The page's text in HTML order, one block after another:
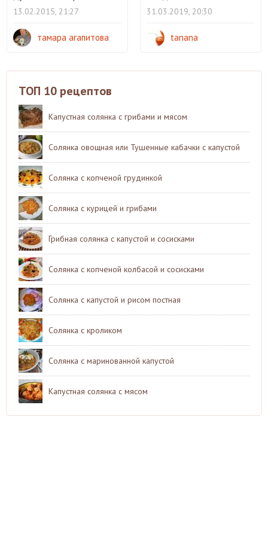
13.02.2015, 21:27
тамара агапитова
31.03.2019, 20:30
tanana
ТОП 10 рецептов
Капустная солянка с грибами и мясом
Солянка овощная или Тушенные кабачки с капустой
Солянка с копченой грудинкой
Солянка с курицей и грибами
Грибная солянка с капустой и сосисками
Солянка с копченой колбасой и сосисками
Солянка с капустой и рисом постная
Солянка с кроликом
Солянка с маринованной капустой
Капустная солянка с мясом